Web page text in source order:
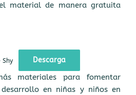
el material de manera gratuita
Shy Descarga
materiales para fomentar
en niñas y niños en